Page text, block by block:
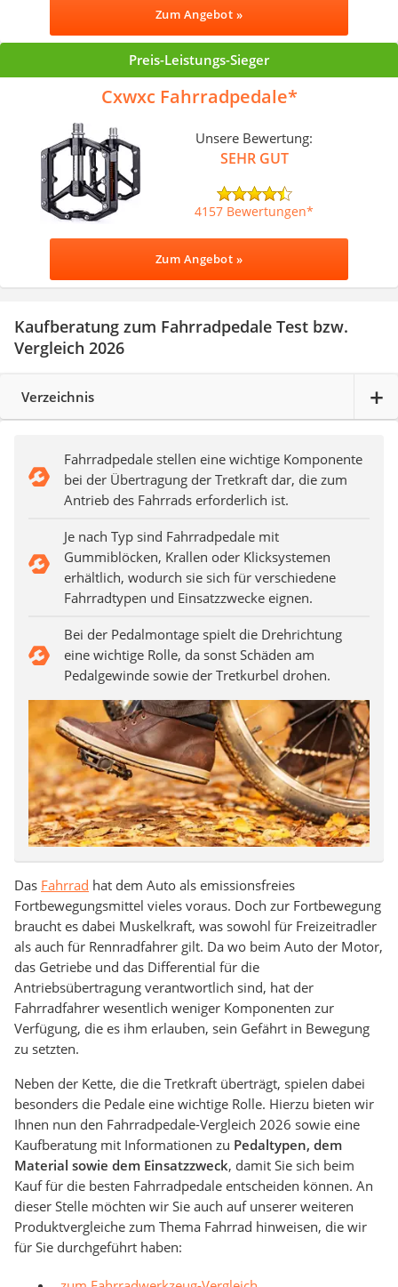
Zum Angebot »
Preis-Leistungs-Sieger
Cxwxc Fahrradpedale
Unsere Bewertung:
SEHR GUT
4157 Bewertungen
Zum Angebot »
Kaufberatung zum Fahrradpedale Test bzw.
Vergleich 2026
Verzeichnis
Fahrradpedale stellen eine wichtige Komponente
bei der Übertragung der Tretkraft dar, die zum
Antrieb des Fahrrads erforderlich ist.
Je nach Typ sind Fahrradpedale mit
Gummiblöcken, Krallen oder Klicksystemen
erhältlich, wodurch sie sich für verschiedene
Fahrradtypen und Einsatzzwecke eignen.
Bei der Pedalmontage spielt die Drehrichtung
eine wichtige Rolle, da sonst Schäden am
Pedalgewinde sowie der Tretkurbel drohen.
Das Fahrrad hat dem Auto als emissionsfreies
Fortbewegungsmittel vieles voraus. Doch zur Fortbewegung
braucht es dabei Muskelkraft, was sowohl für Freizeitradler
als auch für Rennradfahrer gilt. Da wo beim Auto der Motor,
das Getriebe und das Differential für die
Antriebsübertragung verantwortlich sind, hat der
Fahrradfahrer wesentlich weniger Komponenten zur
Verfügung, die es ihm erlauben, sein Gefährt in Bewegung
zu setzten.
Neben der Kette, die die Tretkraft überträgt, spielen dabei
besonders die Pedale eine wichtige Rolle. Hierzu bieten wir
Ihnen nun den Fahrradpedale-Vergleich 2026 sowie eine
Kaufberatung mit Informationen zu Pedaltypen, dem
Material sowie dem Einsatzzweck, damit Sie sich beim
Kauf für die besten Fahrradpedale entscheiden können. An
dieser Stelle möchten wir Sie auch auf unserer weiteren
Produktvergleiche zum Thema Fahrrad hinweisen, die wir
für Sie durchgeführt haben: